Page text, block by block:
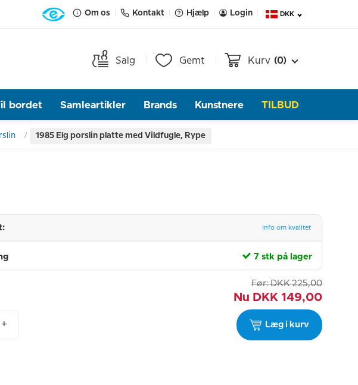
Om os Kontakt Hjælp Login DKK
Salg Gemt Kurv (0)
bordet Samleartikler Brands Kunstnere TILBUD
1985 Elg porslin platte med Vildfugle, Rype
Info om kvalitet
7 stk på lager
Før: DKK 225,00
Nu DKK 149,00
+ Læg i kurv